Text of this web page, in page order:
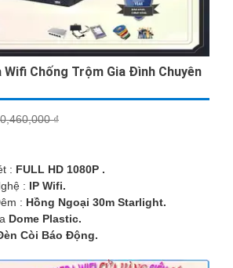
Wifi Chống Trộm Gia Đình Chuyên
₫
: FULL HD 1080P .
: IP Wifi.
: Hồng Ngoại 30m Starlight.
Dome Plastic.
Còi Báo Động.